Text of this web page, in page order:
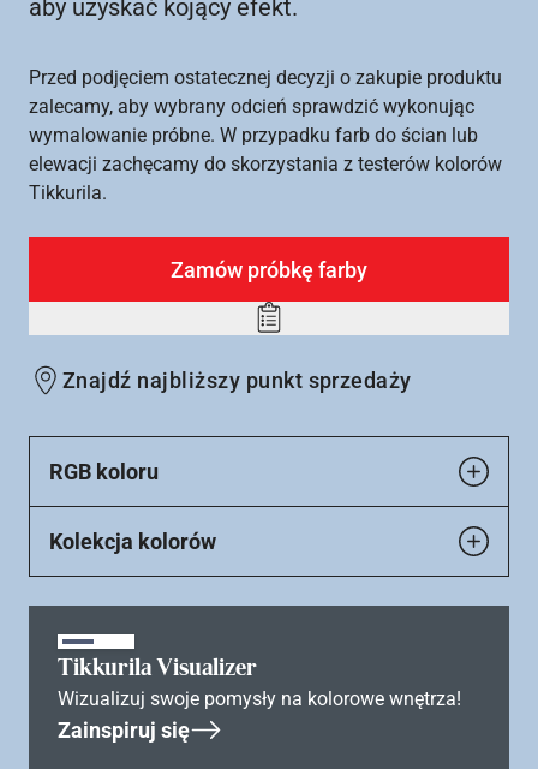
aby uzyskać kojący efekt.
Przed podjęciem ostatecznej decyzji o zakupie produktu
zalecamy, aby wybrany odcień sprawdzić wykonując
wymalowanie próbne. W przypadku farb do ścian lub
elewacji zachęcamy do skorzystania z testerów kolorów
Tikkurila.
Zamów próbkę farby
Add
wishlist
Znajdź najbliższy punkt sprzedaży
RGB koloru
Kolekcja kolorów
Tikkurila Visualizer
Wizualizuj swoje pomysły na kolorowe wnętrza!
Zainspiruj się